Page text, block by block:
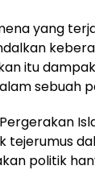
yang
itu
sebuah
tejerumus
politik